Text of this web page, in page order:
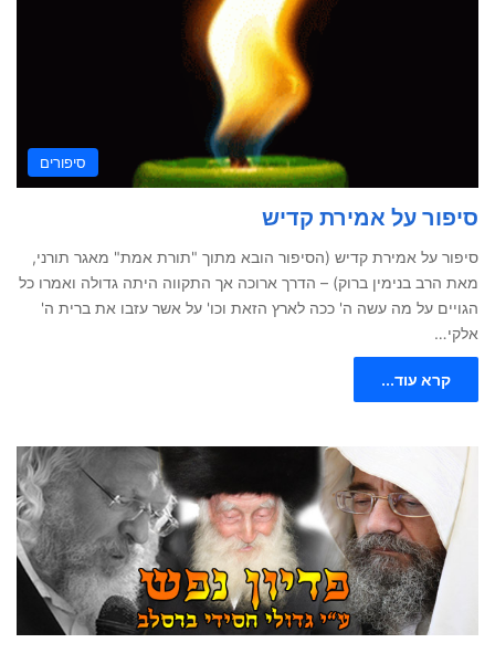
סיפורים
סיפור על אמירת קדיש
סיפור על אמירת קדיש (הסיפור הובא מתוך "תורת אמת" מאגר תורני,
מאת הרב בנימין ברוק) – הדרך ארוכה אך התקווה היתה גדולה ואמרו כל
הגויים על מה עשה ה' ככה לארץ הזאת וכו' על אשר עזבו את ברית ה'
אלקי…
קרא עוד...